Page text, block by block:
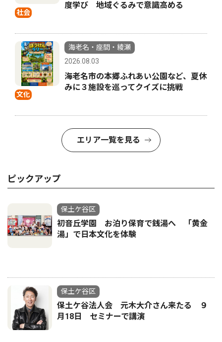
社会
度学び 地域ぐるみで意識高める
文化
海老名・座間・綾瀬
2026.08.03
海老名市の本郷ふれあい公園など、夏休
みに３施設を巡ってクイズに挑戦
エリア一覧を見る
ピックアップ
保土ケ谷区
初音丘学園 お泊り保育で銭湯へ 「黄金
湯」で日本文化を体験
保土ケ谷区
保土ケ谷法人会 元木大介さん来たる ９
月18日 セミナーで講演